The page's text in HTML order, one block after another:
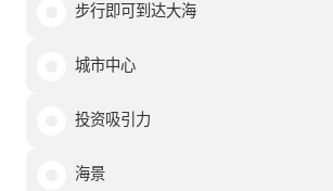
步行即可到达大海
城市中心
投资吸引力
海景